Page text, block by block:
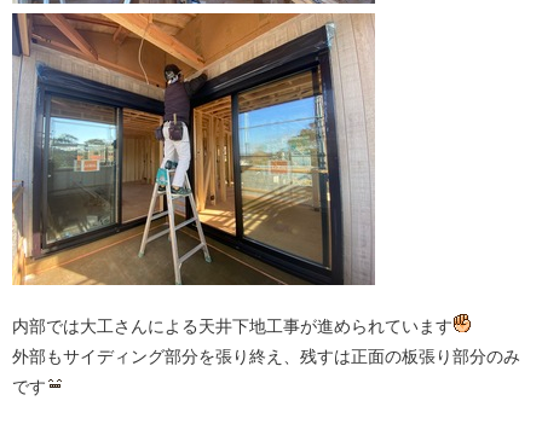
内部では大工さんによる天井下地工事が進められています
外部もサイディング部分を張り終え、残すは正面の板張り部分のみ
です